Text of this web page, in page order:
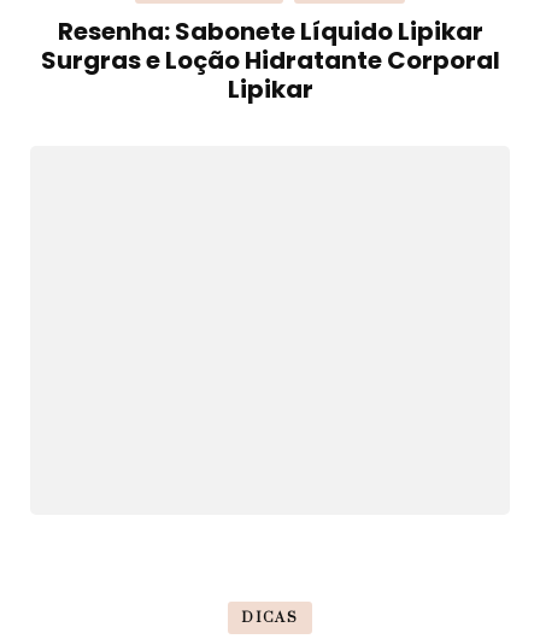
Resenha: Sabonete Líquido Lipikar
Surgras e Loção Hidratante Corporal
Lipikar
DICAS